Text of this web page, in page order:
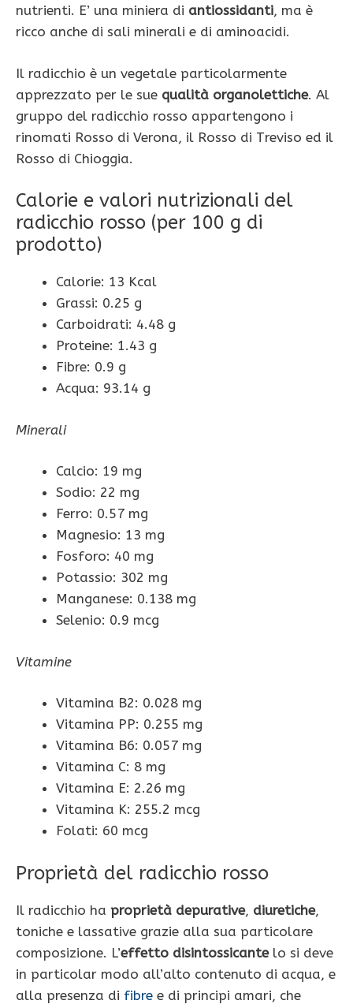
nutrienti. E’ una miniera di antiossidanti, ma è
ricco anche di sali minerali e di aminoacidi.
Il radicchio è un vegetale particolarmente
apprezzato per le sue qualità organolettiche. Al
gruppo del radicchio rosso appartengono i
rinomati Rosso di Verona, il Rosso di Treviso ed il
Rosso di Chioggia.
Calorie e valori nutrizionali del
radicchio rosso (per 100 g di
prodotto)
Calorie: 13 Kcal
Grassi: 0.25 g
Carboidrati: 4.48 g
Proteine: 1.43 g
Fibre: 0.9 g
Acqua: 93.14 g
Minerali
Calcio: 19 mg
Sodio: 22 mg
Ferro: 0.57 mg
Magnesio: 13 mg
Fosforo: 40 mg
Potassio: 302 mg
Manganese: 0.138 mg
Selenio: 0.9 mcg
Vitamine
Vitamina B2: 0.028 mg
Vitamina PP: 0.255 mg
Vitamina B6: 0.057 mg
Vitamina C: 8 mg
Vitamina E: 2.26 mg
Vitamina K: 255.2 mcg
Folati: 60 mcg
Proprietà del radicchio rosso
Il radicchio ha proprietà depurative, diuretiche,
toniche e lassative grazie alla sua particolare
composizione. L’effetto disintossicantelo si deve
in particolar modo all’alto contenuto di acqua, e
alla presenza di fibre e di principi amari, che